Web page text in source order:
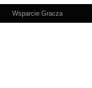
Wsparcie Gracza